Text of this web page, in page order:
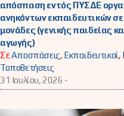
απόσπαση εντός ΠΥΣΔΕ
ανηκόντων εκπαιδευτικών σε
μονάδες (γενικής παιδείας
αγωγής)
ΣεΑποσπάσεις, Εκπαιδευτικοί,
Τοποθετήσεις
31 Ιουλίου, 2026 -